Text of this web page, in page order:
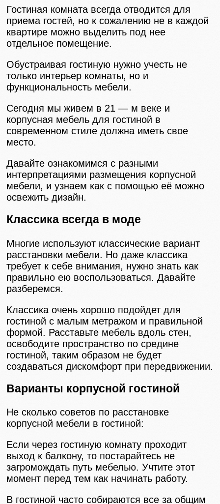
Гостиная комната всегда отводится для
приема гостей, но к сожалению не в каждой
квартире можно выделить под нее
отдельное помещение.
Обустраивая гостиную нужно учесть не
только интерьер комнаты, но и
функциональность мебели.
Сегодня мы живем в 21 — м веке и
корпусная мебель для гостиной в
современном стиле должна иметь свое
место.
Давайте ознакомимся с разными
интерпретациями размещения корпусной
мебели, и узнаем как с помощью её можно
освежить дизайн.
Классика всегда в моде
Многие используют классические вариант
расстановки мебели. Но даже классика
требует к себе внимания, нужно знать как
правильно ею воспользоваться. Давайте
разберемся.
Классика очень хорошо подойдет для
гостиной с малым метражом и правильной
формой. Расставьте мебель вдоль стен,
освободите пространство по средине
гостиной, таким образом не будет
создаваться дискомфорт при передвижении.
Варианты корпусной гостиной
Не сколько советов по расстановке
корпусной мебели в гостиной:
Если через гостиную комнату проходит
выход к балкону, то постарайтесь не
загромождать путь мебелью. Учтите этот
момент перед тем как начинать работу.
В гостиной часто собираются все за общим